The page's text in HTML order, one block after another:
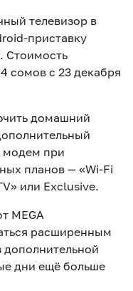
телевизор в
приставку
Стоимость
сомов с 23 декабря
домашний
модем при
планов — «Wi-Fi
или Exclusive.
MEGA
расширенным
дни ещё больше